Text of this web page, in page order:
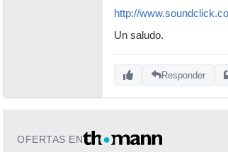
http://
Un saludo.
Responder
OFERTAS EN